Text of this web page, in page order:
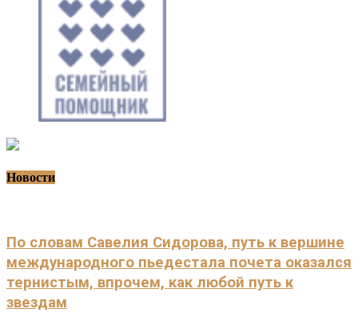
Новости
По словам Савелия Сидорова, путь к вершине
международного пьедестала почета оказался
тернистым, впрочем, как любой путь к
звездам